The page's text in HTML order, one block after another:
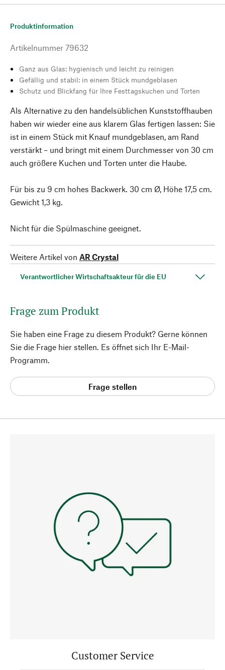
Produktinformation
Artikelnummer 79632
Ganz aus Glas: hygienisch und leicht zu reinigen
Gefällig und stabil: in einem Stück mundgeblasen
Schutz und Blickfang für Ihre Festtagskuchen und Torten
Als Alternative zu den handelsüblichen Kunststoffhauben
haben wir wieder eine aus klarem Glas fertigen lassen: Sie
ist in einem Stück mit Knauf mundgeblasen, am Rand
verstärkt – und bringt mit einem Durchmesser von 30 cm
auch größere Kuchen und Torten unter die Haube.
Für bis zu 9 cm hohes Backwerk. 30 cm Ø, Höhe 17,5 cm.
Gewicht 1,3 kg.
Nicht für die Spülmaschine geeignet.
Weitere Artikel von AR Crystal
Verantwortlicher Wirtschaftsakteur für die EU
Frage zum Produkt
Sie haben eine Frage zu diesem Produkt? Gerne können
Sie die Frage hier stellen. Es öffnet sich Ihr E-Mail-
Programm.
Frage stellen
Customer Service